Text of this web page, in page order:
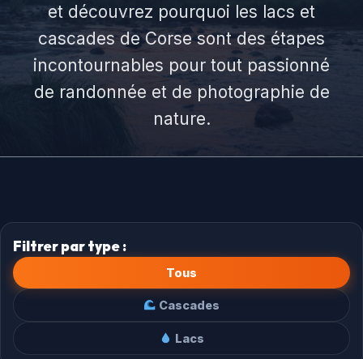
et découvrez pourquoi les lacs et
cascades de Corse sont des étapes
incontournables pour tout passionné
de randonnée et de photographie de
nature.
Filtrer par type :
Tous
Cascades
Lacs